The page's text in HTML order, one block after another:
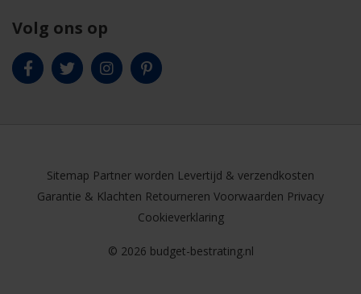
Volg ons op
Sitemap Partner worden Levertijd & verzendkosten
Garantie & Klachten Retourneren Voorwaarden Privacy
Cookieverklaring
© 2026 budget-bestrating.nl